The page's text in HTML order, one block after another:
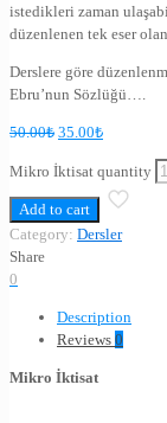
istedikleri zaman
düzenlenen tek eser
Derslere göre
Ebru’nun Sözlüğü….
50.00₺ 35.00₺
Mikro İktisat quantity
Add to cart
Category: Dersler
Share
0
Description
Reviews 0
Mikro İktisat